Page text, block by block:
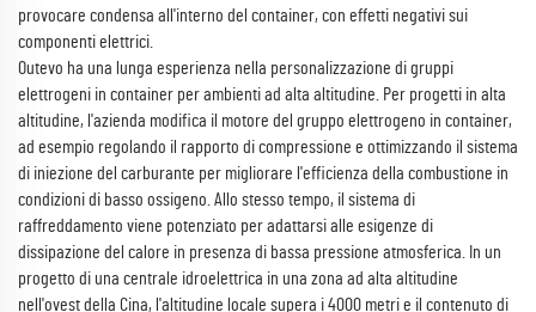
provocare condensa all'interno del container, con effetti negativi sui
componenti elettrici.
Outevo ha una lunga esperienza nella personalizzazione di gruppi
elettrogeni in container per ambienti ad alta altitudine. Per progetti in alta
altitudine, l'azienda modifica il motore del gruppo elettrogeno in container,
ad esempio regolando il rapporto di compressione e ottimizzando il sistema
di iniezione del carburante per migliorare l'efficienza della combustione in
condizioni di basso ossigeno. Allo stesso tempo, il sistema di
raffreddamento viene potenziato per adattarsi alle esigenze di
dissipazione del calore in presenza di bassa pressione atmosferica. In un
progetto di una centrale idroelettrica in una zona ad alta altitudine
nell'ovest della Cina, l'altitudine locale supera i 4000 metri e il contenuto di